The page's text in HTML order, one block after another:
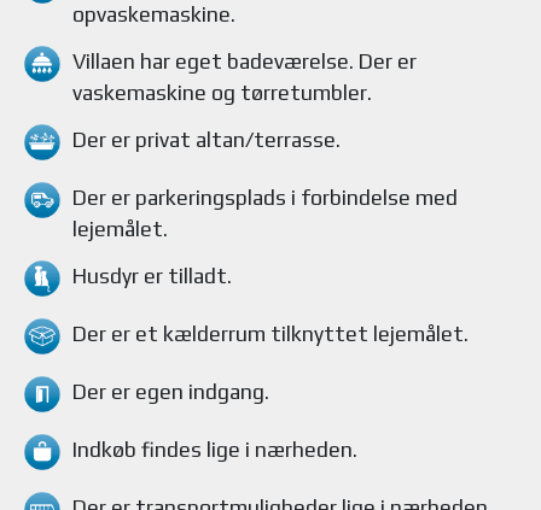
opvaskemaskine.
Villaen har eget badeværelse. Der er
vaskemaskine og tørretumbler.
Der er privat altan/terrasse.
Der er parkeringsplads i forbindelse med
lejemålet.
Husdyr er tilladt.
Der er et kælderrum tilknyttet lejemålet.
Der er egen indgang.
Indkøb findes lige i nærheden.